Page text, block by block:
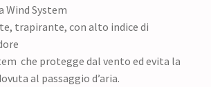
Wind System
trapirante, con alto indice di
che protegge dal vento ed evita la
al passaggio d’aria.